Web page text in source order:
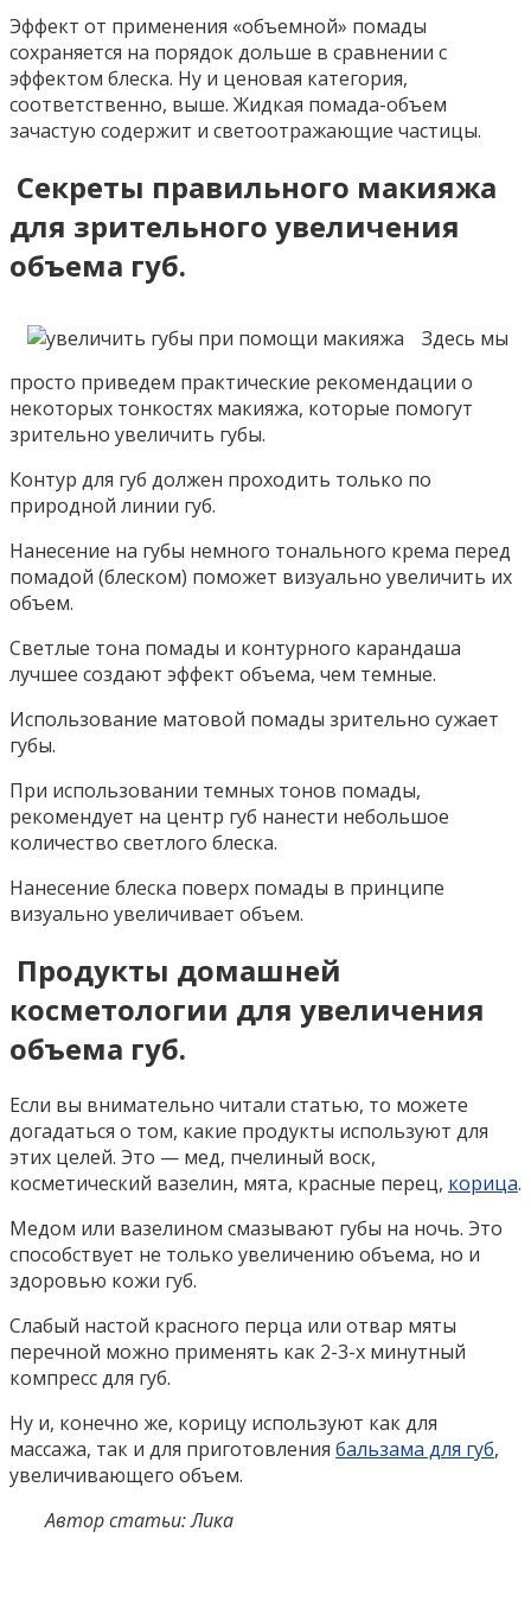
Эффект от применения «объемной» помады
сохраняется на порядок дольше в сравнении с
эффектом блеска. Ну и ценовая категория,
соответственно, выше. Жидкая помада-объем
зачастую содержит и светоотражающие частицы.
Секреты правильного макияжа
для зрительного увеличения
объема губ.
Здесь мы
просто приведем практические рекомендации о
некоторых тонкостях макияжа, которые помогут
зрительно увеличить губы.
Контур для губ должен проходить только по
природной линии губ.
Нанесение на губы немного тонального крема перед
помадой (блеском) поможет визуально увеличить их
объем.
Светлые тона помады и контурного карандаша
лучшее создают эффект объема, чем темные.
Использование матовой помады зрительно сужает
губы.
При использовании темных тонов помады,
рекомендует на центр губ нанести небольшое
количество светлого блеска.
Нанесение блеска поверх помады в принципе
визуально увеличивает объем.
Продукты домашней
косметологии для увеличения
объема губ.
Если вы внимательно читали статью, то можете
догадаться о том, какие продукты используют для
этих целей. Это — мед, пчелиный воск,
косметический вазелин, мята, красные перец, корица.
Медом или вазелином смазывают губы на ночь. Это
способствует не только увеличению объема, но и
здоровью кожи губ.
Слабый настой красного перца или отвар мяты
перечной можно применять как 2-3-х минутный
компресс для губ.
Ну и, конечно же, корицу используют как для
массажа, так и для приготовления бальзама для губ,
увеличивающего объем.
Автор статьи: Лика